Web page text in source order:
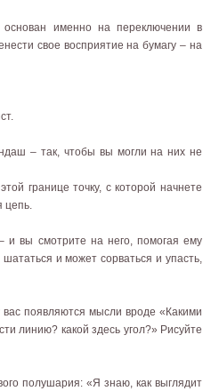
именно на переключении в
свое восприятие на бумагу – на
– так, чтобы вы могли на них не
границе точку, с которой начнете
цепь.
и вы смотрите на него, помогая ему
и может сорваться и упасть,
появляются мысли вроде «Какими
линию? какой здесь угол?» Рисуйте
полушария: «Я знаю, как выглядит